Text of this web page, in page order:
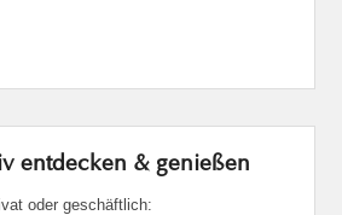
entdecken & genießen
oder geschäftlich: